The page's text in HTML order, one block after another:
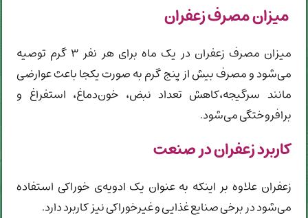
میزان مصرف زعفران
میزان مصرف زعفران در یک ماه برای هر نفر ۳ گرم توصیه
می‌شود و مصرف بیش از پنج گرم به صورت یکجا باعث عوارضی
مانند سرگیجه،کاهش تعداد نبض، خون‌دماغ، استفراغ و
برافروختگی می‌شود.
کاربرد زعفران در صنعت
زعفران علاوه بر اینکه به عنوان یک ادویه‌ی خوراکی استفاده
می‌شود در برخی صنایع غذایی و غیرخوراکی نیز کاربرد دارد.